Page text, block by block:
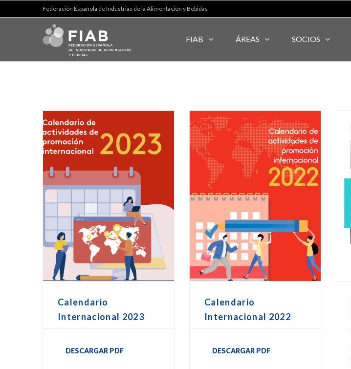
Federación Española de Industrias de la Alimentación y Bebidas
FIAB ÁREAS SOCIOS
Calendario
Internacional 2023
DESCARGAR PDF
Calendario
Internacional 2022
DESCARGAR PDF